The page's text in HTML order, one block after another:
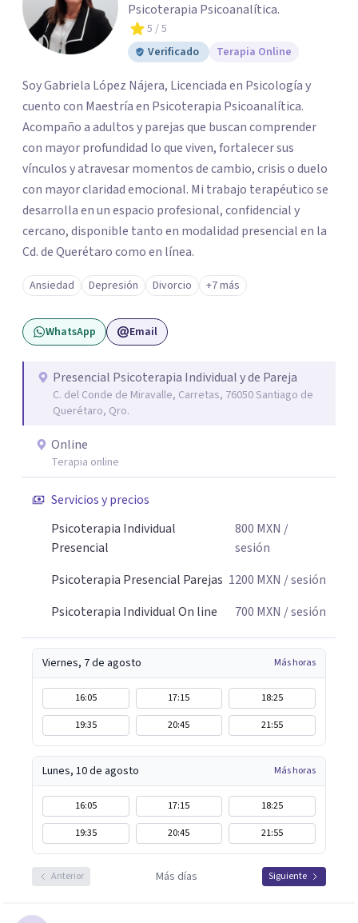
Psicoterapia Psicoanalítica.
5 / 5
Verificado
Terapia Online
Soy Gabriela López Nájera, Licenciada en Psicología y
cuento con Maestría en Psicoterapia Psicoanalítica.
Acompaño a adultos y parejas que buscan comprender
con mayor profundidad lo que viven, fortalecer sus
vínculos y atravesar momentos de cambio, crisis o duelo
con mayor claridad emocional. Mi trabajo terapéutico se
desarrolla en un espacio profesional, confidencial y
cercano, disponible tanto en modalidad presencial en la
Cd. de Querétaro como en línea.
Ansiedad Depresión Divorcio +7 más
WhatsApp Email
Presencial Psicoterapia Individual y de Pareja
C. del Conde de Miravalle, Carretas, 76050 Santiago de
Querétaro, Qro.
Online
Terapia online
Servicios y precios
Psicoterapia Individual
Presencial
800 MXN /
sesión
Psicoterapia Presencial Parejas 1200 MXN / sesión
Psicoterapia Individual On line
700 MXN / sesión
Viernes, 7 de agosto Más horas
16:05 17:15
18:25
19:35
20:45 21:55
Lunes, 10 de agosto Más horas
16:05 17:15
18:25
19:35
20:45 21:55
Anterior Más días Siguiente